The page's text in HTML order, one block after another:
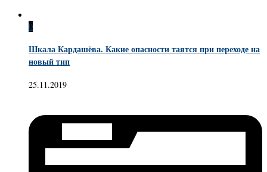
0
Шкала Кардашёва. Какие опасности таятся при переходе на
новый тип
25.11.2019